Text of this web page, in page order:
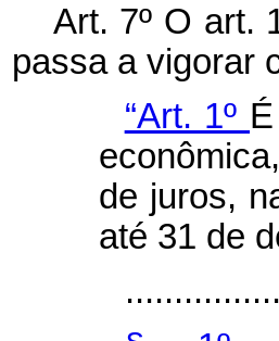
Art. 7º O art.
passa a vigorar
“Art. 1º
de juros,
até 31 de